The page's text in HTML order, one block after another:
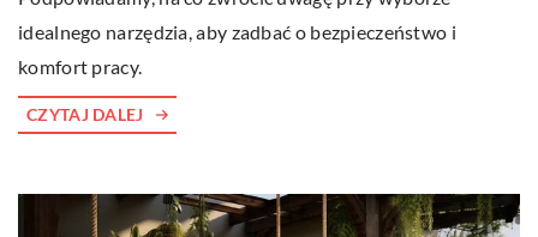
idealnego narzędzia, aby zadbać o bezpieczeństwo i
komfort pracy.
CZYTAJ DALEJ